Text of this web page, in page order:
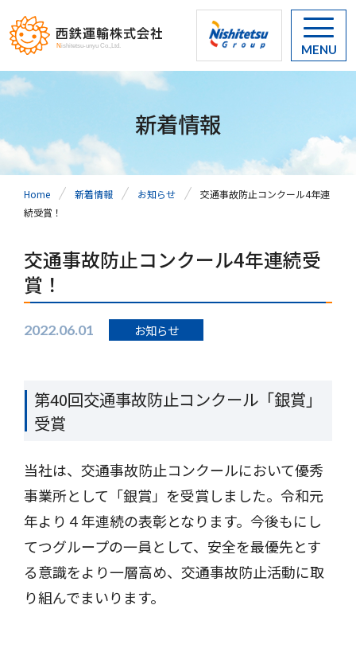
MENU
新着情報
Home 新着情報 お知らせ
交通事故防止コンクール4年連
続受賞！
交通事故防止コンクール4年連続受
賞！
2022.06.01 お知らせ
第40回交通事故防止コンクール「銀賞」
受賞
当社は、交通事故防止コンクールにおいて優秀
事業所として「銀賞」を受賞しました。令和元
年より４年連続の表彰となります。今後もにし
てつグループの一員として、安全を最優先とす
る意識をより一層高め、交通事故防止活動に取
り組んでまいります。